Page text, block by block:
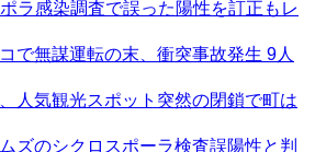
ラ感染調査で誤った陽性を訂正もレ
で無謀運転の末、衝突事故発生 9人
人気観光スポット突然の閉鎖で町は
ズのシクロスポーラ検査誤陽性と判